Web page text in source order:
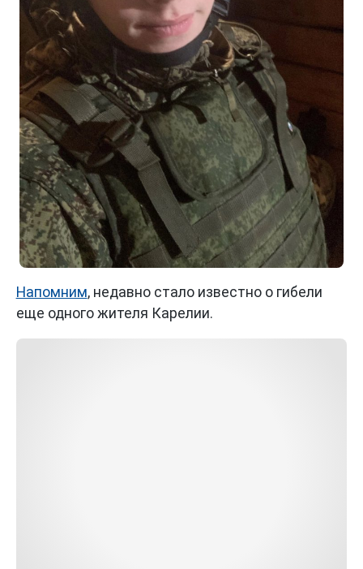
Напомним, недавно стало известно о гибели
еще одного жителя Карелии.